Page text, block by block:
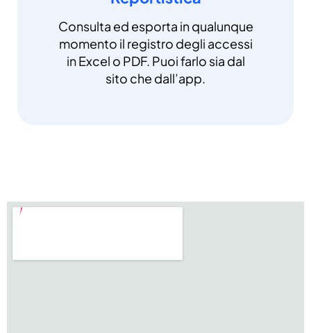
Consulta ed esporta in qualunque
momento il registro degli accessi
in Excel o PDF. Puoi farlo sia dal
sito che dall’app.